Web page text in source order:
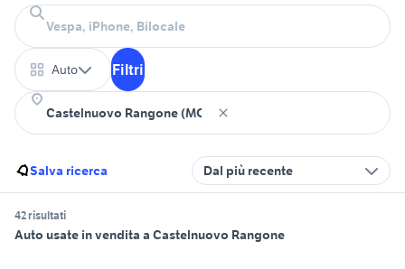
Auto Filtri
Salva ricerca Dal più recente
42 risultati
Auto usate in vendita a Castelnuovo Rangone